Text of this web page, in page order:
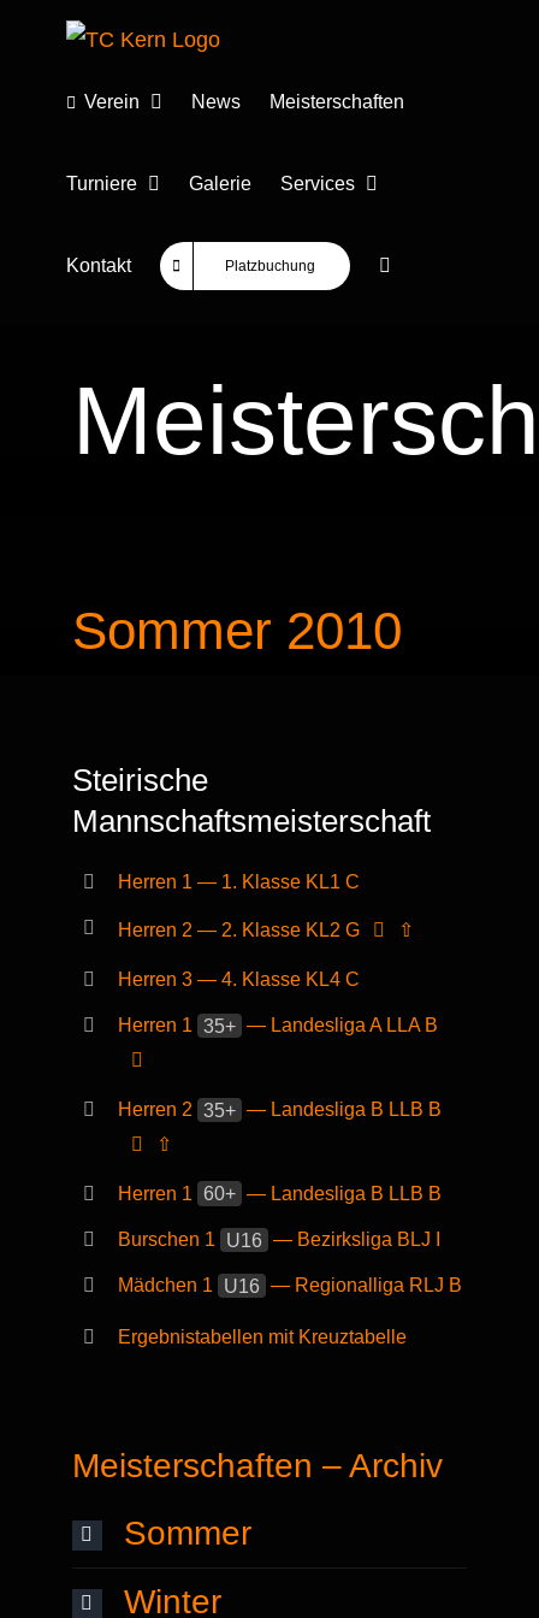
springen Verein News Meisterschaften
Turniere Galerie Services
Kontakt Platzbuchung
Sommer 2010
Steirische
Mannschaftsmeisterschaft
Herren 1 — 1. Klasse KL1 C
Herren 2 — 2. Klasse KL2 G ⇧
Herren 3 — 4. Klasse KL4 C
Herren 1 35+ — Landesliga A LLA B
Herren 2 35+ — Landesliga B LLB B
⇧
Herren 1 60+ — Landesliga B LLB B
Burschen 1 U16 — Bezirksliga BLJ I
Mädchen 1 U16 — Regionalliga RLJ B
Ergebnistabellen mit Kreuztabelle
Meisterschaften – Archiv
Sommer
Winter